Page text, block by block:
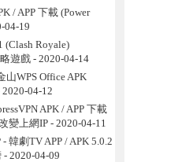
/ APP 下載 (Power
04-19
(Clash Royale)
遊戲- 2020-04-14
山WPS Office APK
2020-04-12
APK / APP 下載
變上網IP- 2020-04-11
韓劇TV APP / APK 5.0.2
- 2020-04-09